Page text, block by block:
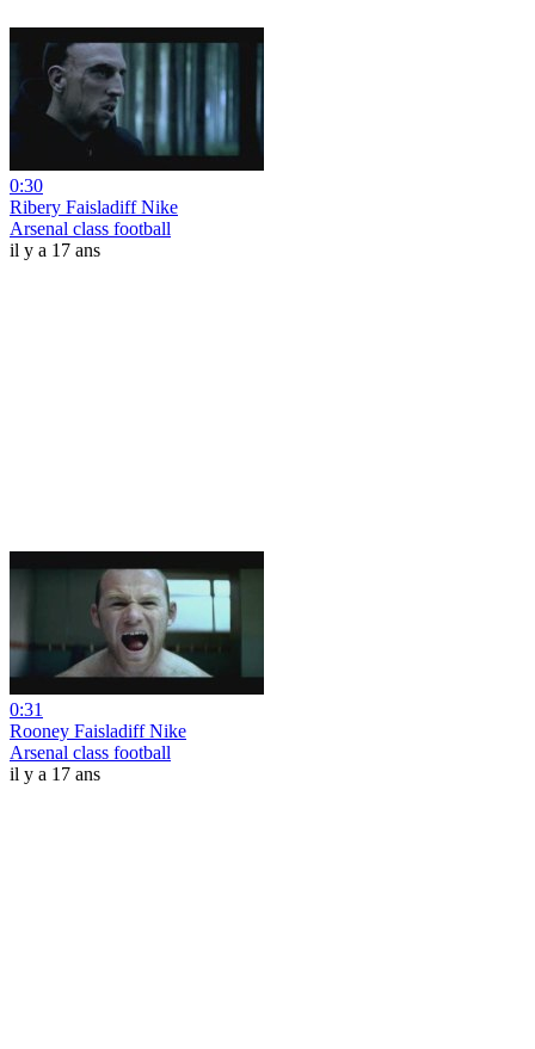
0:30
Ribery Faisladiff Nike
Arsenal class football
il y a 17 ans
0:31
Rooney Faisladiff Nike
Arsenal class football
il y a 17 ans